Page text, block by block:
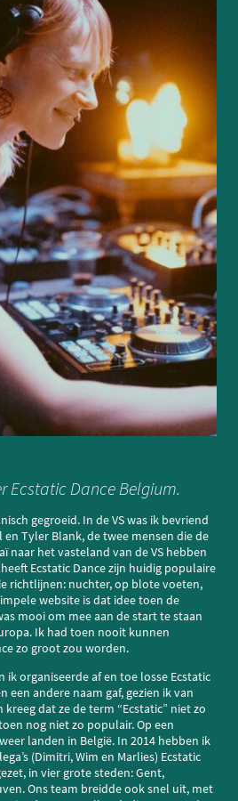
Ecstatic Dance Belgium.
gegroeid. In de VS was ik bevriend
Tyler Blank, de twee mensen die de
naar het vasteland van de VS hebben
Ecstatic Dance zijn huidig populaire
richtlijnen: nuchter, op blote voeten,
website is dat idee toen de
mooi om mee aan de start te staan
Ik had toen nooit kunnen
zo groot zou worden.
ik organiseerde af en toe losse Ecstatic
een andere naam gaf, gezien ik van
dat ze de term “Ecstatic” niet zo
nog niet zo populair. Op een
landen in België. In 2014 hebben ik
(Dimitri, Wim en Marlies) Ecstatic
in vier grote steden: Gent,
Ons team breidde ook snel uit, met